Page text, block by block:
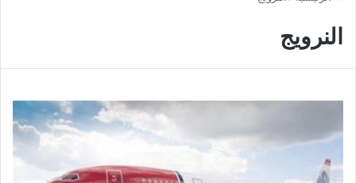
النرويج